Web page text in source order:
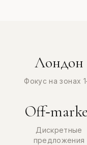
Лондон
Фокус на зонах
Дискретные
предложения